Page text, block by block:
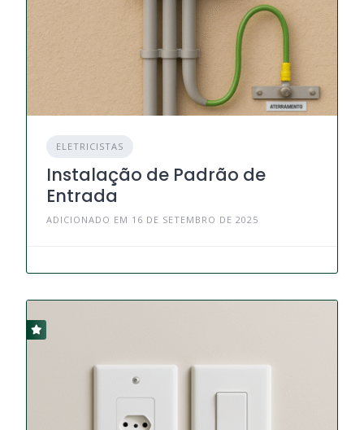
ELETRICISTAS
Instalação de Padrão de
Entrada
ADICIONADO EM 16 DE SETEMBRO DE 2025